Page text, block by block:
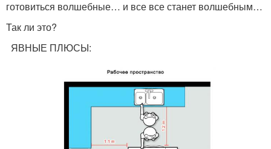
готовиться волшебные… и все все станет волшебным…
Так ли это?
ЯВНЫЕ ПЛЮСЫ: